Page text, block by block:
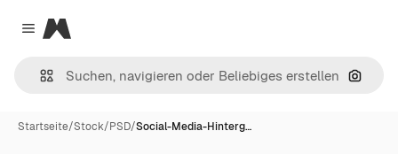
Close menu
Magnific
Nach
Startseite/Stock/PSD/Social-Media-Hinterg…